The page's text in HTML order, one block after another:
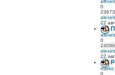
0
23673
22
0
24096
22
marko
0